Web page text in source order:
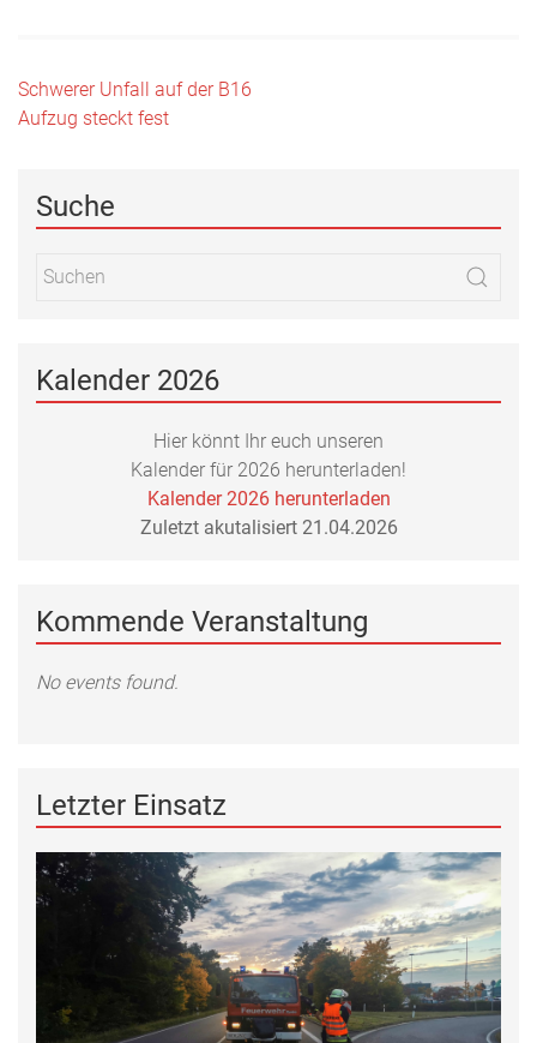
Beitragsnavigation
Schwerer Unfall auf der B16
Aufzug steckt fest
Suche
Kalender 2026
Hier könnt Ihr euch unseren
Kalender für 2026 herunterladen!
Kalender 2026 herunterladen
Zuletzt akutalisiert 21.04.2026
Kommende Veranstaltung
No events found.
Letzter Einsatz